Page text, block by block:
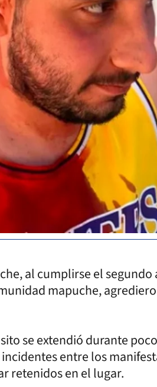
al cumplirse el
mapuche,
se extendió durante
entre los
retenidos en el lugar.